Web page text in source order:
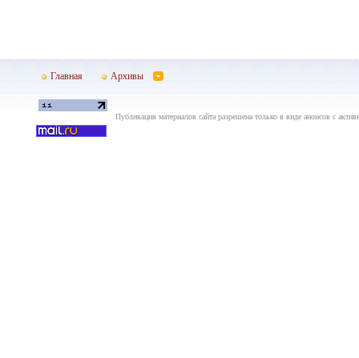
Главная Архивы
Публикация материалов сайта разрешена только в виде анонсов с